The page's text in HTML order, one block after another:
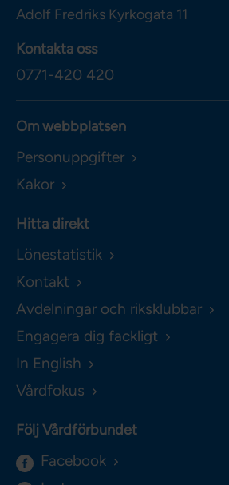
Adolf Fredriks Kyrkogata 11
Kontakta oss
0771-420 420
Om webbplatsen
Personuppgifter
Kakor
Hitta direkt
Lönestatistik
Kontakt
Avdelningar och riksklubbar
Engagera dig fackligt
In English
Vårdfokus
Följ Vårdförbundet
Facebook